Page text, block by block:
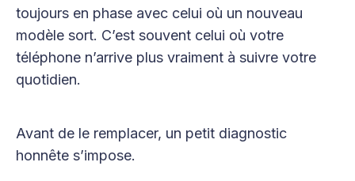
toujours en phase avec celui où un nouveau
modèle sort. C’est souvent celui où votre
téléphone n’arrive plus vraiment à suivre votre
quotidien.
Avant de le remplacer, un petit diagnostic
honnête s’impose.